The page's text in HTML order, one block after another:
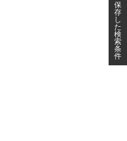
保
存
し
た
検
索
条
件